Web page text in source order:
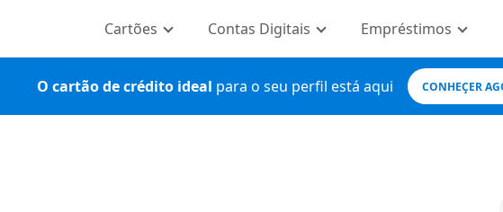
Cartões Contas Digitais Empréstimos
O cartão de crédito ideal para o seu perfil está aqui CONHEÇER